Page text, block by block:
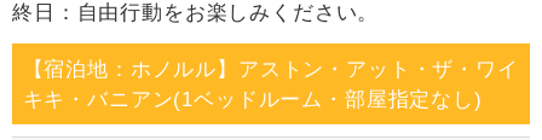
終日：自由行動をお楽しみください。
【宿泊地：ホノルル】アストン・アット・ザ・ワイ
キキ・バニアン(1ベッドルーム・部屋指定なし)